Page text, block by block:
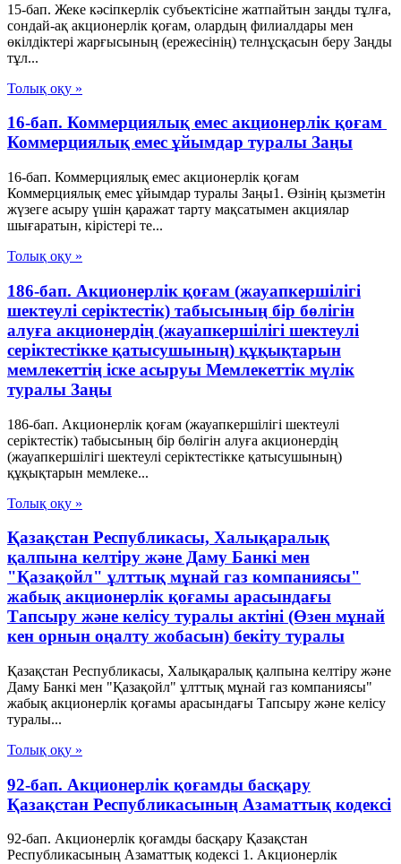
15-бап. Жеке кәсiпкерлiк субъектiсiне жатпайтын заңды тұлға,
сондай-ақ акционерлiк қоғам, олардың филиалдары мен
өкiлдiктерi жарғысының (ережесiнiң) телнұсқасын беру Заңды
тұл...
Толық оқу »
16-бап. Коммерциялық емес акционерлiк қоғам
Коммерциялық емес ұйымдар туралы Заңы
16-бап. Коммерциялық емес акционерлiк қоғам
Коммерциялық емес ұйымдар туралы Заңы1. Өзiнiң қызметiн
жүзеге асыру үшiн қаражат тарту мақсатымен акциялар
шығаратын, кiрiстерi те...
Толық оқу »
186-бап. Акционерлік қоғам (жауапкершілігі
шектеулі серіктестік) табысының бір бөлігін
алуға акционердің (жауапкершілігі шектеулі
серіктестікке қатысушының) құқықтарын
мемлекеттің іске асыруы Мемлекеттік мүлік
туралы Заңы
186-бап. Акционерлік қоғам (жауапкершілігі шектеулі
серіктестік) табысының бір бөлігін алуға акционердің
(жауапкершілігі шектеулі серіктестікке қатысушының)
құқықтарын мемлеке...
Толық оқу »
Қазақстан Республикасы, Халықаралық
қалпына келтіру және Даму Банкі мен
"Қазақойл" ұлттық мұнай газ компаниясы"
жабық акционерлік қоғамы арасындағы
Тапсыру және келісу туралы актіні (Өзен мұнай
кен орнын оңалту жобасын) бекіту туралы
Қазақстан Республикасы, Халықаралық қалпына келтіру және
Даму Банкі мен "Қазақойл" ұлттық мұнай газ компаниясы"
жабық акционерлік қоғамы арасындағы Тапсыру және келісу
туралы...
Толық оқу »
92-бап. Акционерлiк қоғамды басқару
Қазақстан Республикасының Азаматтық кодексi
92-бап. Акционерлiк қоғамды басқару Қазақстан
Республикасының Азаматтық кодексi 1. Акционерлiк